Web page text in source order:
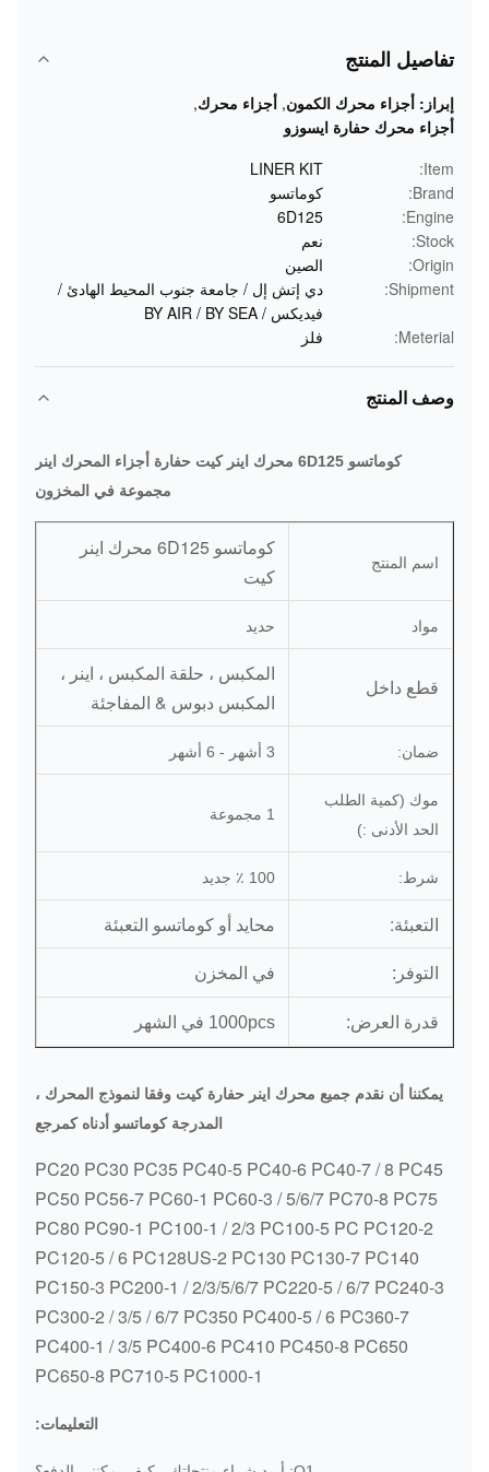
تفاصيل المنتج
إبراز: أجزاء محرك الكمون, أجزاء محرك,
أجزاء محرك حفارة ايسوزو
Item:
LINER KIT
Brand:
كوماتسو
Engine:
6D125
Stock:
نعم
Origin:
الصين
Shipment:
دي إتش إل / جامعة جنوب المحيط الهادئ /
فيديكس / BY AIR / BY SEA
Meterial:
فلز
وصف المنتج
كوماتسو 6D125 محرك اينر كيت حفارة أجزاء المحرك اينر
مجموعة في المخزون
اسم المنتج
كوماتسو 6D125 محرك اينر
كيت
مواد حديد
قطع داخل
المكبس ، حلقة المكبس ، اينر ،
المكبس دبوس & المفاجئة
ضمان: 3 أشهر - 6 أشهر
موك (كمية الطلب
الحد الأدنى :)
1 مجموعة
شرط: 100 ٪ جديد
التعبئة: محايد أو كوماتسو التعبئة
التوفر: في المخزن
قدرة العرض: 1000pcs في الشهر
يمكننا أن نقدم جميع محرك اينر حفارة كيت وفقا لنموذج المحرك ،
المدرجة كوماتسو أدناه كمرجع
PC20 PC30 PC35 PC40-5 PC40-6 PC40-7 / 8 PC45
PC50 PC56-7 PC60-1 PC60-3 / 5/6/7 PC70-8 PC75
PC80 PC90-1 PC100-1 / 2/3 PC100-5 PC PC120-2
PC120-5 / 6 PC128US-2 PC130 PC130-7 PC140
PC150-3 PC200-1 / 2/3/5/6/7 PC220-5 / 6/7 PC240-3
PC300-2 / 3/5 / 6/7 PC350 PC400-5 / 6 PC360-7
PC400-1 / 3/5 PC400-6 PC410 PC450-8 PC650
PC650-8 PC710-5 PC1000-1
التعليمات: